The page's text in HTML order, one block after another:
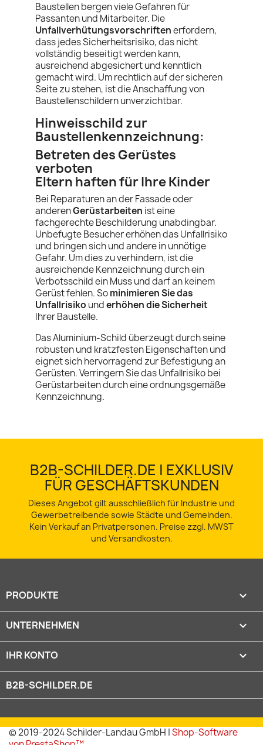
Baustellen bergen viele Gefahren für
Passanten und Mitarbeiter. Die
Unfallverhütungsvorschriftenerfordern,
dass jedes Sicherheitsrisiko, das nicht
vollständig beseitigt werden kann,
ausreichend abgesichert und kenntlich
gemacht wird. Um rechtlich auf der sicheren
Seite zu stehen, ist die Anschaffung von
Baustellenschildern unverzichtbar.
Hinweisschild zur
Baustellenkennzeichnung:
Betreten des Gerüstes
verboten
Eltern haften für Ihre Kinder
Bei Reparaturen an der Fassade oder
anderenGerüstarbeiten ist eine
fachgerechte Beschilderung unabdingbar.
Unbefugte Besucher erhöhen das Unfallrisiko
und bringen sich und andere in unnötige
Gefahr. Um dies zu verhindern, ist die
ausreichende Kennzeichnung durch ein
Verbotsschild ein Muss und darf an keinem
Gerüst fehlen. Sominimieren Sie das
Unfallrisiko underhöhen die Sicherheit
Ihrer Baustelle.
Das Aluminium-Schild überzeugt durch seine
robusten und kratzfesten Eigenschaften und
eignet sich hervorragend zur Befestigung an
Gerüsten. Verringern Sie das Unfallrisiko bei
Gerüstarbeiten durch eine ordnungsgemäße
Kennzeichnung.
B2B-SCHILDER.DE | EXKLUSIV
FÜR GESCHÄFTSKUNDEN
Dieses Angebot gilt ausschließlich für Industrie und
Gewerbetreibende sowie Städte und Gemeinden.
Kein Verkauf an Privatpersonen. Preise zzgl. MWST
und Versandkosten.
PRODUKTE 
UNTERNEHMEN 
IHR KONTO 
B2B-SCHILDER.DE
© 2019-2024 Schilder-Landau GmbH |Shop-Software